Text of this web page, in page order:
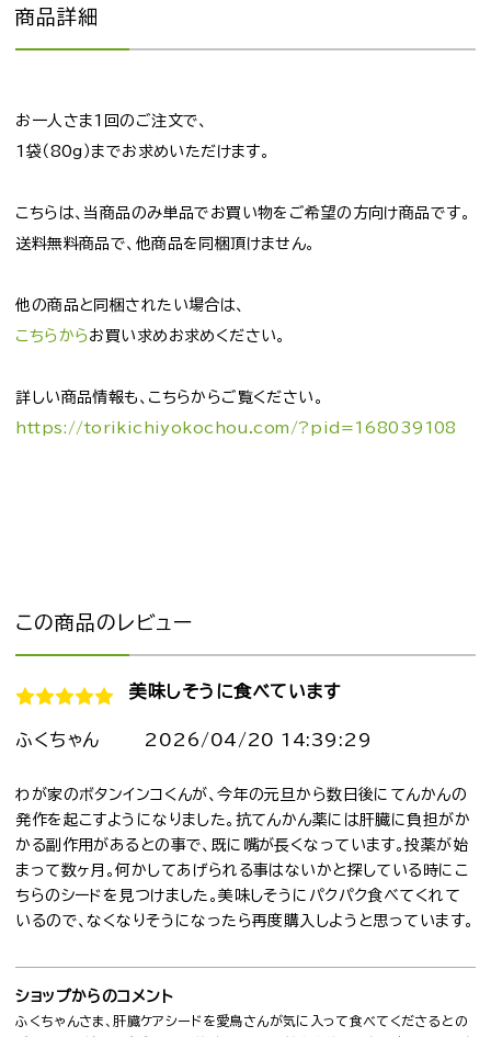
商品詳細
お一人さま1回のご注文で、
1袋（80g）までお求めいただけます。
こちらは、当商品のみ単品でお買い物をご希望の方向け商品です。
送料無料商品で、他商品を同梱頂けません。
他の商品と同梱されたい場合は、
こちらからお買い求めお求めください。
詳しい商品情報も、こちらからご覧ください。
https://torikichiyokochou.com/?pid=168039108
この商品のレビュー
美味しそうに食べています
ふくちゃん 2026/04/20 14:39:29
わが家のボタンインコくんが、今年の元旦から数日後にてんかんの
発作を起こすようになりました。抗てんかん薬には肝臓に負担がか
かる副作用があるとの事で、既に嘴が長くなっています。投薬が始
まって数ヶ月。何かしてあげられる事はないかと探している時にこ
ちらのシードを見つけました。美味しそうにパクパク食べてくれて
いるので、なくなりそうになったら再度購入しようと思っています。
ショップからのコメント
ふくちゃんさま、肝臓ケアシードを愛鳥さんが気に入って食べてくださるとの